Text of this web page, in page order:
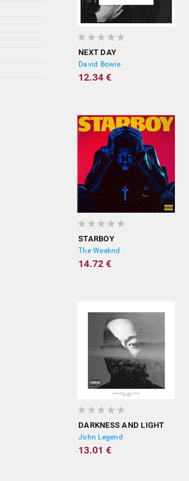
NEXT DAY
David Bowie
12.34 €
STARBOY
The Weeknd
14.72 €
DARKNESS AND LIGHT
John Legend
13.01 €